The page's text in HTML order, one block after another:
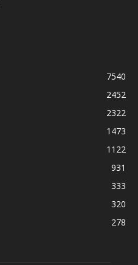
7540
2452
2322
1473
1122
931
333
320
278